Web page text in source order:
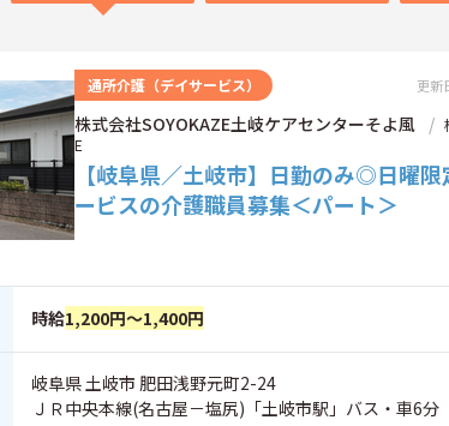
通所介護（デイサービス） 更新
株式会社SOYOKAZE土岐ケアセンターそよ風
E
【岐阜県／土岐市】日勤のみ◎日曜
ービスの介護職員募集＜パート＞
時給1,200円～1,400円
岐阜県 土岐市 肥田浅野元町2-24
ＪＲ中央本線(名古屋－塩尻)「土岐市駅」バス・車6分